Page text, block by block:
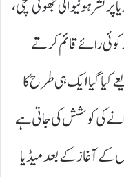
پر نشر ہونیوالی جھوٹی سچی،
رائے قائم کرتے
گیا ایک ہی طرح کا
کی کوشش کی جاتی ہے
کے آغازکے بعد میڈیا